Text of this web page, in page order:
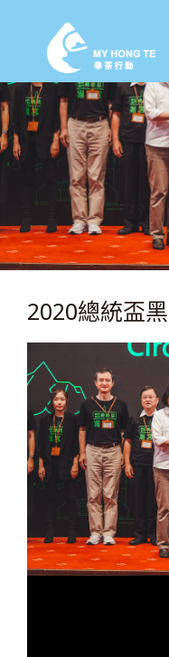
2020總統盃